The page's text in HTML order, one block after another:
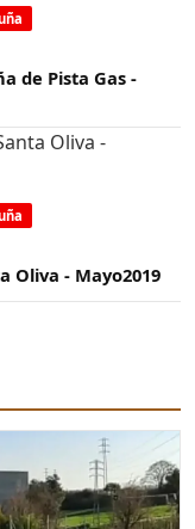
de Pista Gas -
Oliva - Mayo2019